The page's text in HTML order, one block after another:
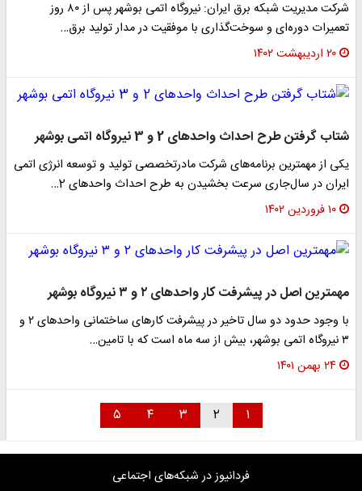
شرکت مدیریت شبکه برق ایران: نیروگاه اتمی بوشهر پس از ۸۰ روز
تعمیرات دوره‌ای و سوخت‌گذاری با موفقیت در مدار تولید برق…
۲۰ اردیبهشت ۱۴۰۲
شتاب گرفتن طرح احداث واحدهای 2 و 3 نیروگاه اتمی بوشهر
یکی از مهمترین برنامه‌های شرکت مادرتخصصی تولید و توسعه انرژی اتمی
ایران در سال‌جاری سرعت بخشیدن به طرح احداث واحدهای 2…
۱۰ فروردین ۱۴۰۲
مهمترین اصل در پیشرفت کار واحدهای ۲ و ۳ نیروگاه بوشهر
با وجود حدود دو سال تاخیر در پیشرفت کارهای ساختمانی واحدهای ۲ و
۳ نیروگاه اتمی بوشهر، بیش از سه ماه است که با تامین…
۲۴ بهمن ۱۴۰۱
۱ ۲ ۳ ۴ ۵
فردانیوز در شبکه‌های اجتماعی